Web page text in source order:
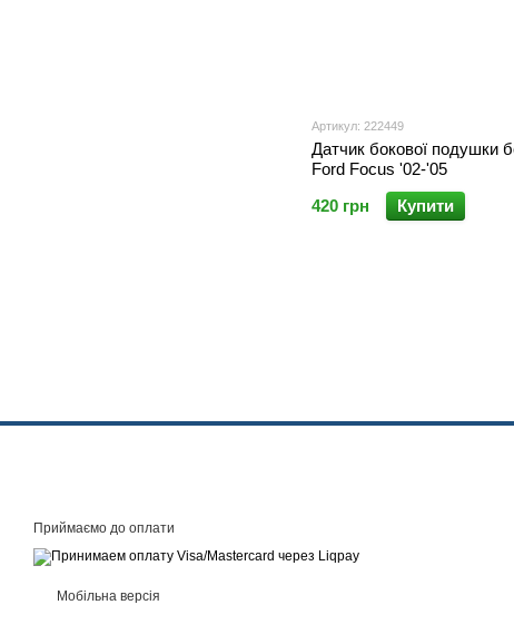
Артикул: 222449
Датчик бокової подушки
Ford Focus '02-'05
420 грн
Купити
Приймаємо до оплати
Мобільна версія